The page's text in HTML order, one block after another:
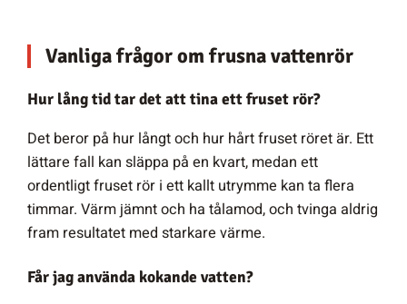
Vanliga frågor om frusna vattenrör
Hur lång tid tar det att tina ett fruset rör?
Det beror på hur långt och hur hårt fruset röret är. Ett
lättare fall kan släppa på en kvart, medan ett
ordentligt fruset rör i ett kallt utrymme kan ta flera
timmar. Värm jämnt och ha tålamod, och tvinga aldrig
fram resultatet med starkare värme.
Får jag använda kokande vatten?